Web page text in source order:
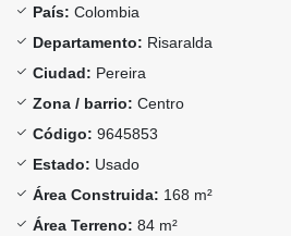
País: Colombia
Departamento: Risaralda
Ciudad: Pereira
Zona / barrio: Centro
Código: 9645853
Estado: Usado
Área Construida: 168 m²
Área Terreno: 84 m²